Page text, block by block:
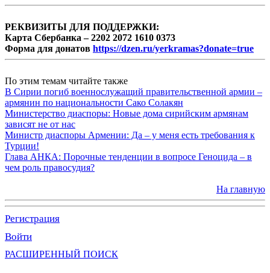
РЕКВИЗИТЫ ДЛЯ ПОДДЕРЖКИ:
Карта Сбербанка – 2202 2072 1610 0373
Форма для донатов https://dzen.ru/yerkramas?donate=true
По этим темам читайте также
В Сирии погиб военнослужащий правительственной армии –
армянин по национальности Сако Солакян
Министерство диаспоры: Новые дома сирийским армянам
зависят не от нас
Министр диаспоры Армении: Да – у меня есть требования к
Турции!
Глава АНКА: Порочные тенденции в вопросе Геноцида – в
чем роль правосудия?
На главную
Регистрация
Войти
РАСШИРЕННЫЙ ПОИСК